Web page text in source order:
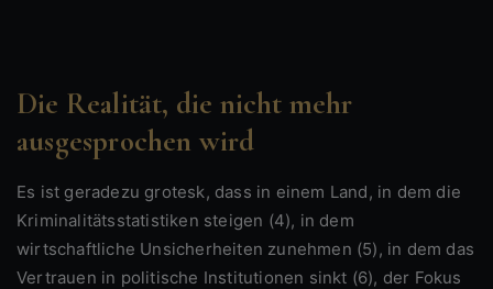
Die Realität, die nicht mehr
ausgesprochen wird
Es ist geradezu grotesk, dass in einem Land, in dem die
Kriminalitätsstatistiken steigen (4), in dem
wirtschaftliche Unsicherheiten zunehmen (5), in dem das
Vertrauen in politische Institutionen sinkt (6), der Fokus